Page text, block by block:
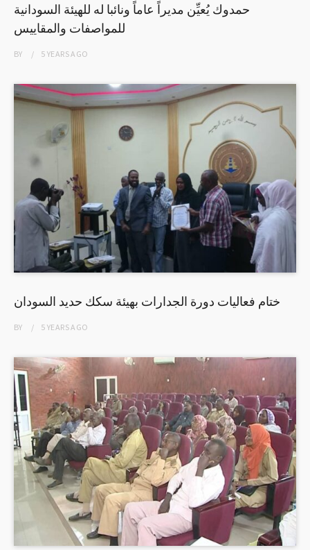
حمدوك يُعيِّن مديراً عاماً ونائبا له للهيئة السودانية
للمواصفات والمقاييس
BY 5 YEARSAGO
ختام فعاليات دورة الجدارات بهيئة سكك حديد السودان
BY 5 YEARSAGO